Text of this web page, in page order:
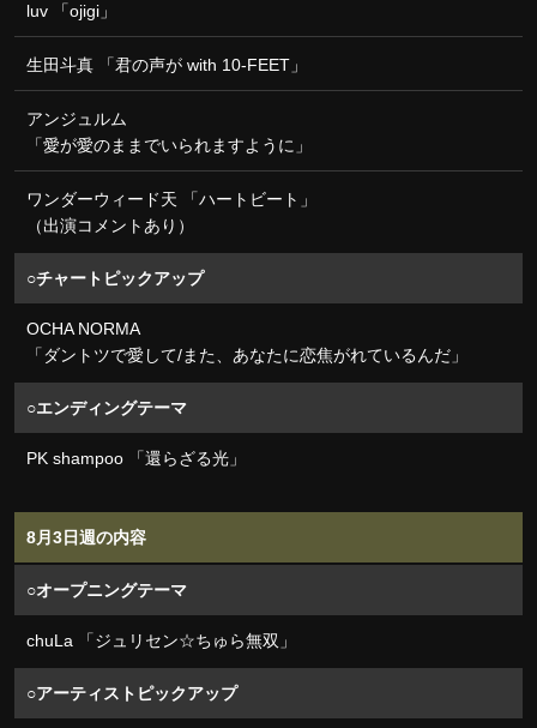
luv 「ojigi」
生田斗真 「君の声が with 10-FEET」
アンジュルム
「愛が愛のままでいられますように」
ワンダーウィード天 「ハートビート」
（出演コメントあり）
○チャートピックアップ
OCHA NORMA
「ダントツで愛して/また、あなたに恋焦がれているんだ」
○エンディングテーマ
PK shampoo 「還らざる光」
8月3日週の内容
○オープニングテーマ
chuLa 「ジュリセン☆ちゅら無双」
○アーティストピックアップ